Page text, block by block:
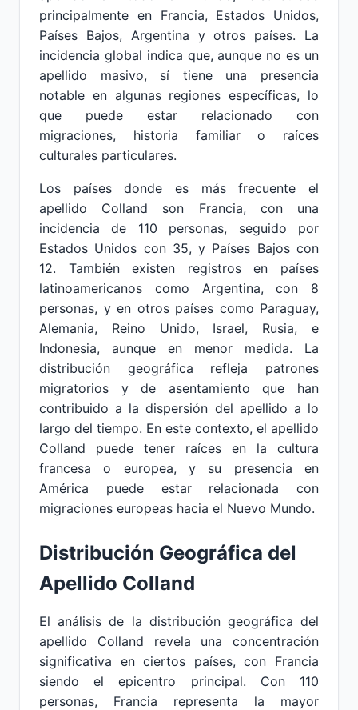
principalmente en Francia, Estados Unidos,
Países Bajos, Argentina y otros países. La
incidencia global indica que, aunque no es un
apellido masivo, sí tiene una presencia
notable en algunas regiones específicas, lo
que puede estar relacionado con
migraciones, historia familiar o raíces
culturales particulares.
Los países donde es más frecuente el
apellido Colland son Francia, con una
incidencia de 110 personas, seguido por
Estados Unidos con 35, y Países Bajos con
12. También existen registros en países
latinoamericanos como Argentina, con 8
personas, y en otros países como Paraguay,
Alemania, Reino Unido, Israel, Rusia, e
Indonesia, aunque en menor medida. La
distribución geográfica refleja patrones
migratorios y de asentamiento que han
contribuido a la dispersión del apellido a lo
largo del tiempo. En este contexto, el apellido
Colland puede tener raíces en la cultura
francesa o europea, y su presencia en
América puede estar relacionada con
migraciones europeas hacia el Nuevo Mundo.
Distribución Geográfica del
Apellido Colland
El análisis de la distribución geográfica del
apellido Colland revela una concentración
significativa en ciertos países, con Francia
siendo el epicentro principal. Con 110
personas, Francia representa la mayor